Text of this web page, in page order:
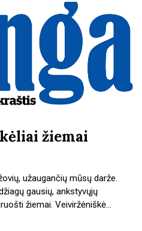
žiemai
užaugančių mūsų darže.
gausių, ankstyvųjų
žiemai. Veiviržėniškė…